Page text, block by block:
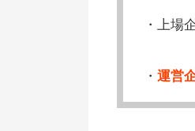
・上場
・ 運営